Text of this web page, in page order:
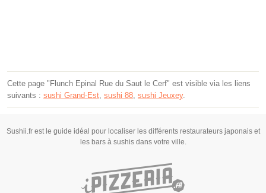
Cette page "Flunch Epinal Rue du Saut le Cerf" est visible via les liens
suivants : sushi Grand-Est sushi 88 sushi Jeuxey.
Sushii.fr est le guide idéal pour localiser les différents restaurateurs japonais et
les bars à sushis dans votre ville.